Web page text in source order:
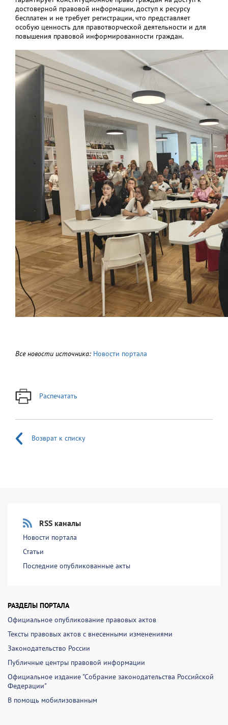
достоверной правовой информации, доступ к ресурсу
бесплатен и не требует регистрации, что представляет
особую ценность для правотворческой деятельности и для
повышения правовой информированности граждан.
Все новости источника: Новости портала
Распечатать
Возврат к списку
RSS каналы
Новости портала
Статьи
Последние опубликованные акты
РАЗДЕЛЫ ПОРТАЛА
Официальное опубликование правовых актов
Тексты правовых актов с внесенными изменениями
Законодательство России
Публичные центры правовой информации
Официальное издание "Собрание законодательства Российской
Федерации"
В помощь мобилизованным